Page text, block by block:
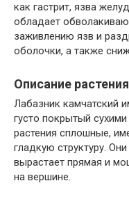
как гастрит, язва
обладает
заживлению язв и
оболочки, а также
Описание
Лабазник камчатский
густо покрытый
растения сплошные,
гладкую структуру.
вырастает прямая и
на вершине.